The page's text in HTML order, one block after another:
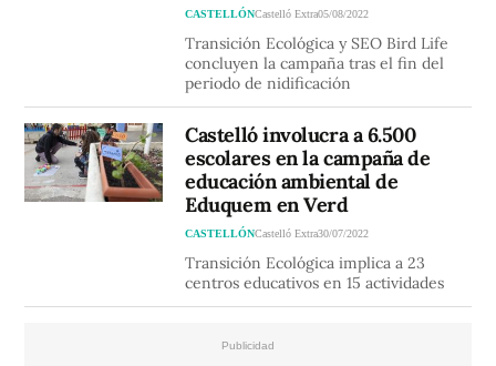
CASTELLÓNCastelló Extra05/08/2022
Transición Ecológica y SEO Bird Life
concluyen la campaña tras el fin del
periodo de nidificación
Castelló involucra a 6.500
escolares en la campaña de
educación ambiental de
Eduquem en Verd
CASTELLÓNCastelló Extra30/07/2022
Transición Ecológica implica a 23
centros educativos en 15 actividades